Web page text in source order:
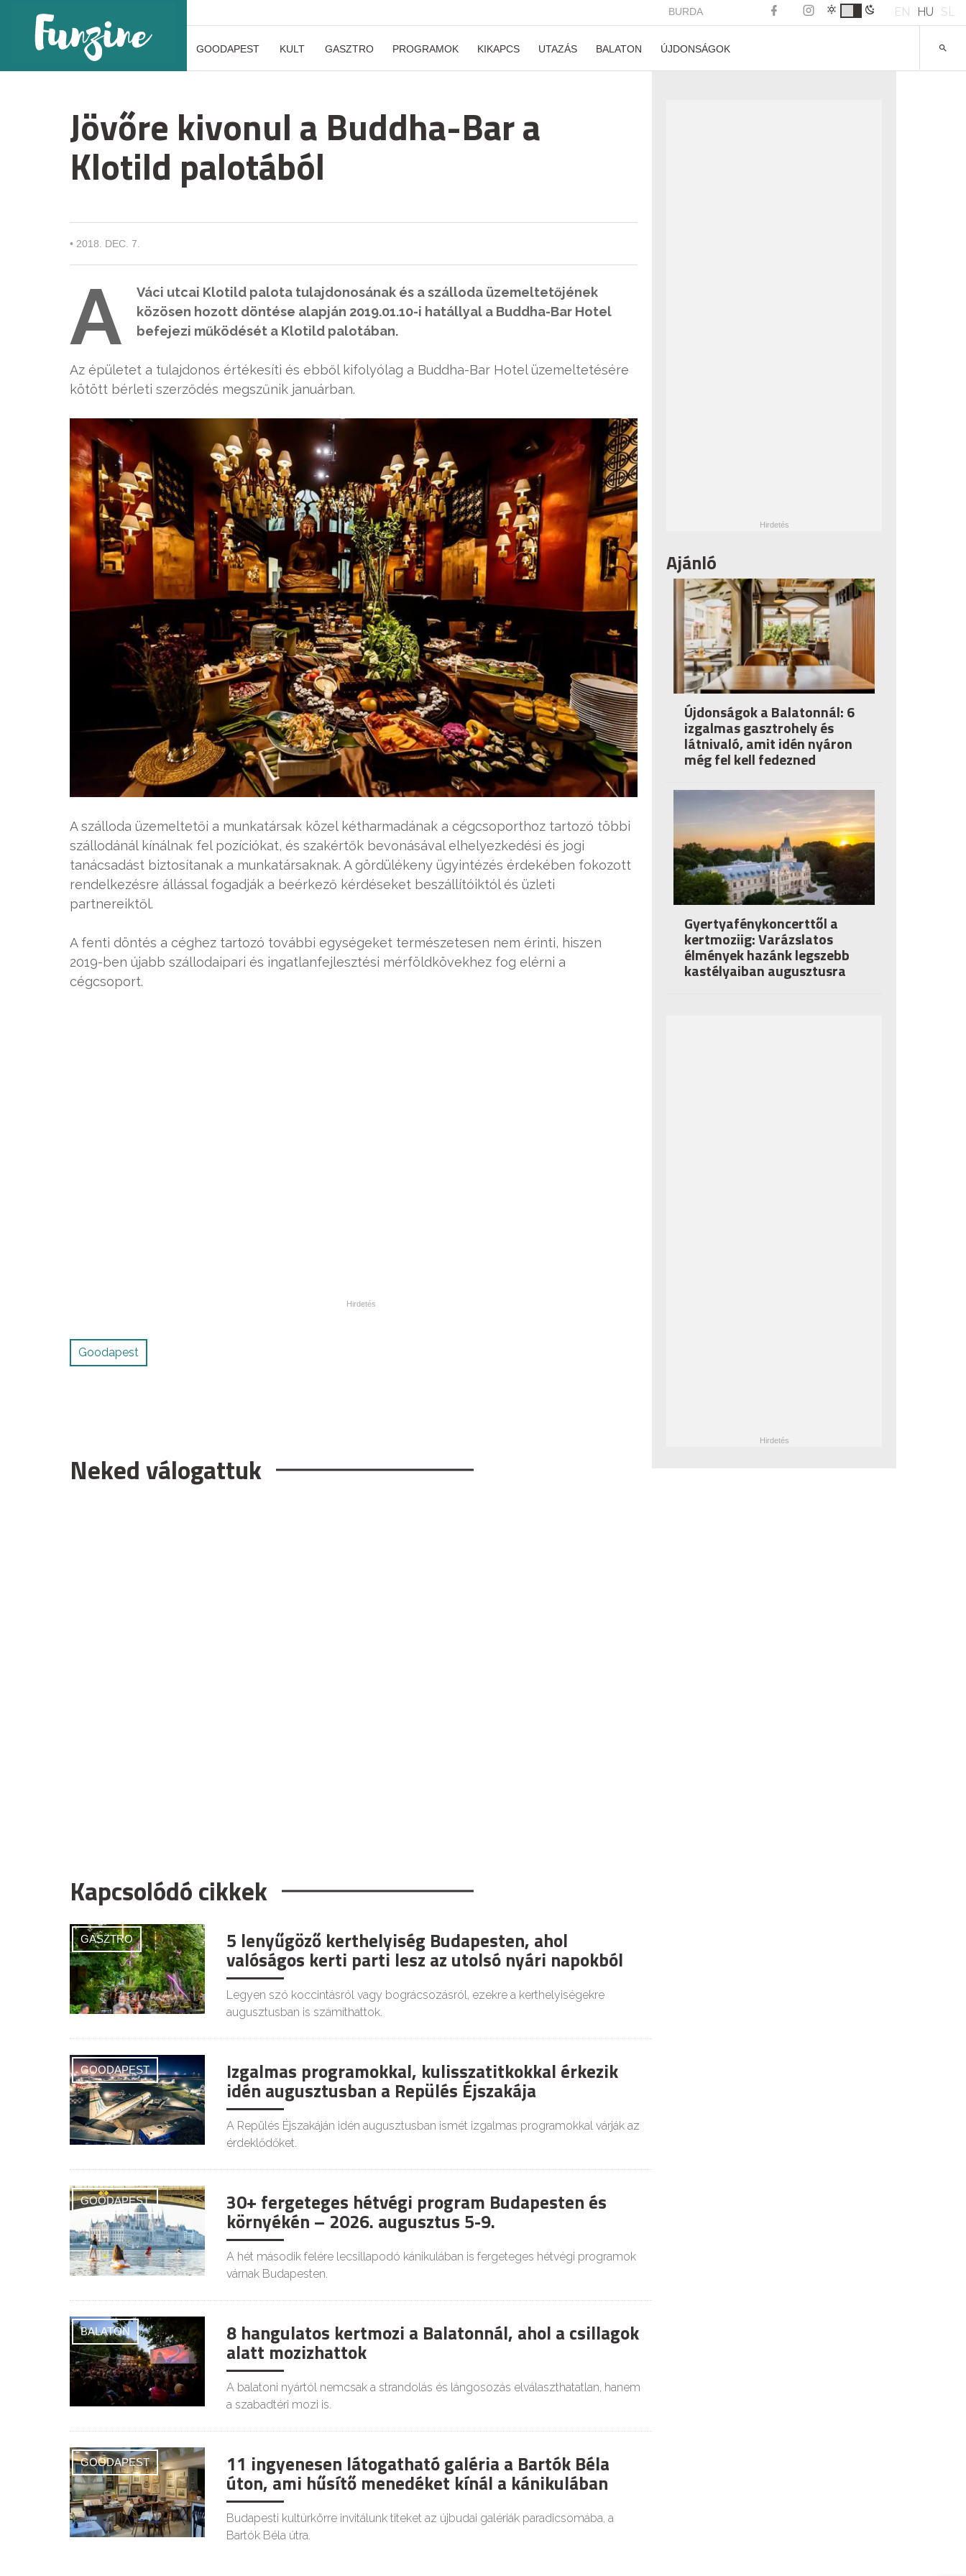
BURDA EN HU SL
GOODAPEST KULT GASZTRO PROGRAMOK KIKAPCS UTAZÁS BALATON ÚJDONSÁGOK
Jövőre kivonul a Buddha-Bar a
Klotild palotából
• 2018. DEC. 7.
A
Váci utcai Klotild palota tulajdonosának és a szálloda üzemeltetőjének
közösen hozott döntése alapján 2019.01.10-i hatállyal a Buddha-Bar Hotel
befejezi működését a Klotild palotában.
Az épületet a tulajdonos értékesíti és ebből kifolyólag a Buddha-Bar Hotel üzemeltetésére
kötött bérleti szerződés megszűnik januárban.
A szálloda üzemeltetői a munkatársak közel kétharmadának a cégcsoporthoz tartozó többi
szállodánál kínálnak fel pozíciókat, és szakértők bevonásával elhelyezkedési és jogi
tanácsadást biztosítanak a munkatársaknak. A gördülékeny ügyintézés érdekében fokozott
rendelkezésre állással fogadják a beérkező kérdéseket beszállítóiktól és üzleti
partnereiktől.
A fenti döntés a céghez tartozó további egységeket természetesen nem érinti, hiszen
2019-ben újabb szállodaipari és ingatlanfejlesztési mérföldkövekhez fog elérni a
cégcsoport.
Goodapest
Neked válogattuk
Kapcsolódó cikkek
GASZTRO 5 lenyűgöző kerthelyiség Budapesten, ahol
valóságos kerti parti lesz az utolsó nyári napokból
Legyen szó koccintásról vagy bográcsozásról, ezekre a kerthelyiségekre
augusztusban is számíthattok.
GOODAPEST Izgalmas programokkal, kulisszatitkokkal érkezik
idén augusztusban a Repülés Éjszakája
A Repülés Éjszakáján idén augusztusban ismét izgalmas programokkal várják az
érdeklődőket.
GOODAPEST 30+ fergeteges hétvégi program Budapesten és
környékén – 2026. augusztus 5-9.
A hét második felére lecsillapodó kánikulában is fergeteges hétvégi programok
várnak Budapesten.
BALATON 8 hangulatos kertmozi a Balatonnál, ahol a csillagok
alatt mozizhattok
A balatoni nyártól nemcsak a strandolás és lángosozás elválaszthatatlan, hanem
a szabadtéri mozi is.
GOODAPEST 11 ingyenesen látogatható galéria a Bartók Béla
úton, ami hűsítő menedéket kínál a kánikulában
Budapesti kultúrkörre invitálunk titeket az újbudai galériák paradicsomába, a
Bartók Béla útra.
Ajánló
Újdonságok a Balatonnál: 6
izgalmas gasztrohely és
látnivaló, amit idén nyáron
még fel kell fedezned
Gyertyafénykoncerttől a
kertmoziig: Varázslatos
élmények hazánk legszebb
kastélyaiban augusztusra